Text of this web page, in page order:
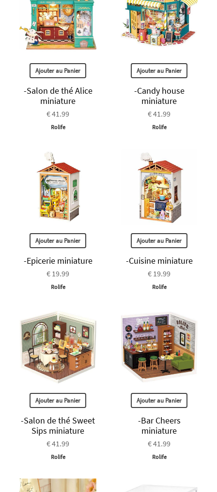
Ajouter au Panier
-Salon de thé Alice
miniature
€ 41.99
Rolife
Ajouter au Panier
-Candy house
miniature
€ 41.99
Rolife
Ajouter au Panier
-Epicerie miniature
€ 19.99
Rolife
Ajouter au Panier
-Cuisine miniature
€ 19.99
Rolife
Ajouter au Panier
-Salon de thé Sweet
Sips miniature
€ 41.99
Rolife
Ajouter au Panier
-Bar Cheers
miniature
€ 41.99
Rolife